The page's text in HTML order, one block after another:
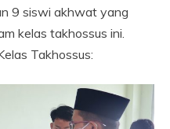
9 siswi akhwat yang
kelas takhossus ini.
Takhossus: